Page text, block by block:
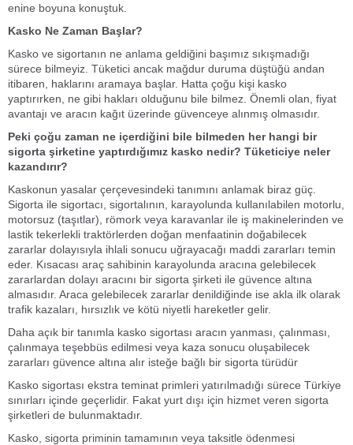
enine boyuna konuştuk.
Kasko Ne Zaman Başlar?
Kasko ve sigortanın ne anlama geldiğini başımız sıkışmadığı
sürece bilmeyiz. Tüketici ancak mağdur duruma düştüğü andan
itibaren, haklarını aramaya başlar. Hatta çoğu kişi kasko
yaptırırken, ne gibi hakları olduğunu bile bilmez. Önemli olan, fiyat
avantajı ve aracın kağıt üzerinde güvenceye alınmış olmasıdır.
Peki çoğu zaman ne içerdiğini bile bilmeden her hangi bir
sigorta şirketine yaptırdığımız kasko nedir? Tüketiciye neler
kazandırır?
Kaskonun yasalar çerçevesindeki tanımını anlamak biraz güç.
Sigorta ile sigortacı, sigortalının, karayolunda kullanılabilen motorlu,
motorsuz (taşıtlar), römork veya karavanlar ile iş makinelerinden ve
lastik tekerlekli traktörlerden doğan menfaatinin doğabilecek
zararlar dolayısıyla ihlali sonucu uğrayacağı maddi zararları temin
eder. Kısacası araç sahibinin karayolunda aracına gelebilecek
zararlardan dolayı aracını bir sigorta şirketi ile güvence altına
almasıdır. Araca gelebilecek zararlar denildiğinde ise akla ilk olarak
trafik kazaları, hırsızlık ve kötü niyetli hareketler gelir.
Daha açık bir tanımla kasko sigortası aracın yanması, çalınması,
çalınmaya teşebbüs edilmesi veya kaza sonucu oluşabilecek
zararları güvence altına alır isteğe bağlı bir sigorta türüdür
Kasko sigortası ekstra teminat primleri yatırılmadığı sürece Türkiye
sınırları içinde geçerlidir. Fakat yurt dışı için hizmet veren sigorta
şirketleri de bulunmaktadır.
Kasko, sigorta priminin tamamının veya taksitle ödenmesi